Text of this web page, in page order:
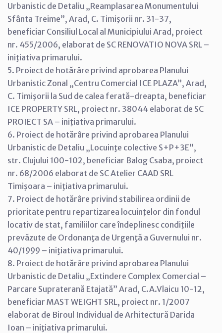
Urbanistic de Detaliu „Reamplasarea Monumentului
Sfânta Treime”, Arad, C. Timişorii nr. 31-37,
beneficiar Consiliul Local al Municipiului Arad, proiect
nr. 455/2006, elaborat de SC RENOVATIO NOVA SRL –
iniţiativa primarului.
5. Proiect de hotărâre privind aprobarea Planului
Urbanistic Zonal „Centru Comercial ICE PLAZA”, Arad,
C. Timişorii la Sud de calea ferată-dreapta, beneficiar
ICE PROPERTY SRL, proiect nr. 38044 elaborat de SC
PROIECT SA – iniţiativa primarului.
6. Proiect de hotărâre privind aprobarea Planului
Urbanistic de Detaliu „Locuinţe colective S+P+3E”,
str. Clujului 100-102, beneficiar Balog Csaba, proiect
nr. 68/2006 elaborat de SC Atelier CAAD SRL
Timişoara – iniţiativa primarului.
7. Proiect de hotărâre privind stabilirea ordinii de
prioritate pentru repartizarea locuinţelor din fondul
locativ de stat, familiilor care îndeplinesc condiţiile
prevăzute de Ordonanţa de Urgenţă a Guvernului nr.
40/1999 – iniţiativa primarului.
8. Proiect de hotărâre privind aprobarea Planului
Urbanistic de Detaliu „Extindere Complex Comercial –
Parcare Supraterană Etajată” Arad, C.A.Vlaicu 10-12,
beneficiar MAST WEIGHT SRL, proiect nr. 1/2007
elaborat de Biroul Individual de Arhitectură Darida
Ioan – iniţiativa primarului.